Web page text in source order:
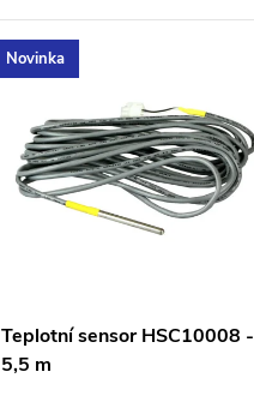
Novinka
Teplotní sensor HSC10008 -
5,5 m